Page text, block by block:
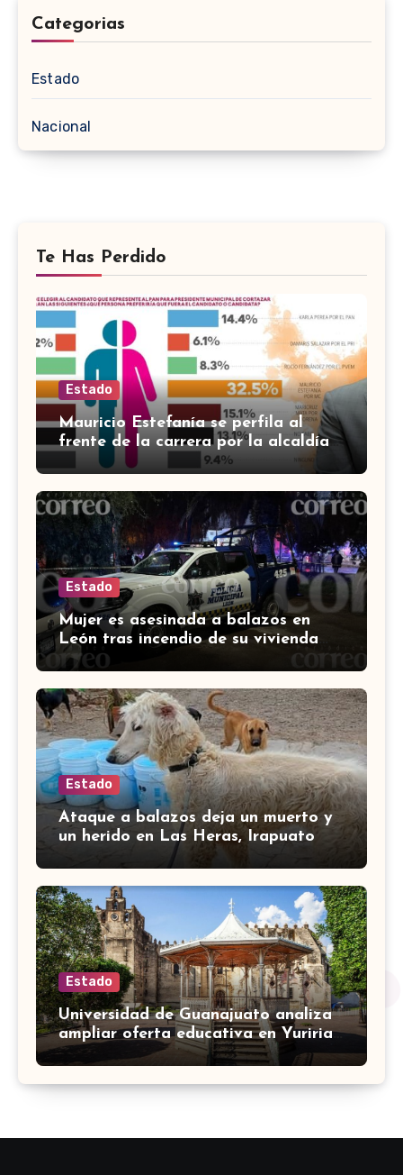
Categorias
Estado
Nacional
Te Has Perdido
Estado
Mauricio Estefanía se perfila al
frente de la carrera por la alcaldía
de Cortazar
Estado
Mujer es asesinada a balazos en
León tras incendio de su vivienda
con bombas molotov
Estado
Ataque a balazos deja un muerto y
un herido en Las Heras, Irapuato
Estado
Universidad de Guanajuato analiza
ampliar oferta educativa en Yuriria
para cubrir demandas de la zona sur